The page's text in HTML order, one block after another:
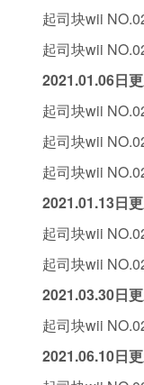
起司块wii
起司块wii
2021.01.06日更
起司块wii
起司块wii
起司块wii
2021.01.13日更
起司块wii
起司块wii
2021.03.30日更
起司块wii
2021.06.10日更